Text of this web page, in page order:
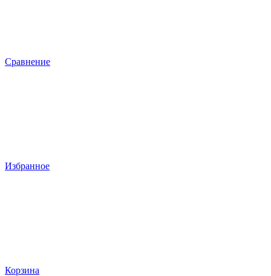
Сравнение
Избранное
Корзина